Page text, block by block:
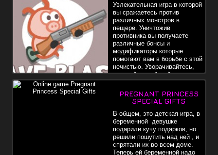
Увлекательная игра в которой
вы сражаетесь против
различных монстров в
пещере. Уничтожив
противника вы получаете
различные бонсы и
модификаторы которые
помогают вам в борьбе с этой
нечистью. Уворачивайтесь,
стреляйте, собирайте и
побеждайте. Удачи
PREGNANT PRINCESS
SPECIAL GIFTS
В общем, это детская игра, в
беременной девушке
подарили кучу подарков, но
решили пошутить над ней , и
спрятали их во всем доме.
Теперь ей беременной надо